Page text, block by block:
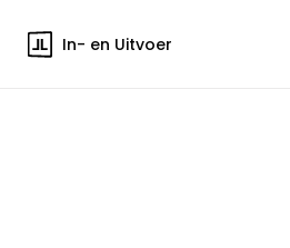
In- en Uitvoer